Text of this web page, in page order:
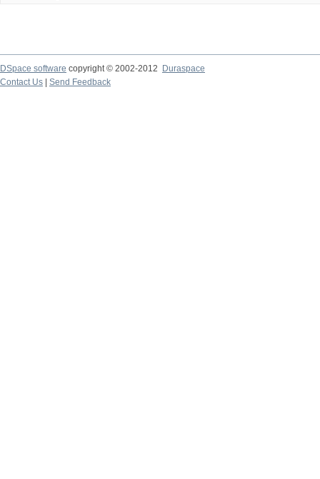
DSpace software copyright © 2002-2012
Duraspace
Contact Us
Send Feedback